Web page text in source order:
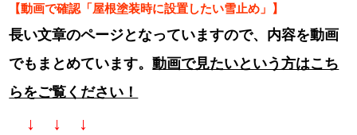
【動画で確認「屋根塗装時に設置したい雪止め」】
長い文章のページとなっていますので、内容を動画
でもまとめています。動画で見たいという方はこち
らをご覧ください！
↓ ↓ ↓